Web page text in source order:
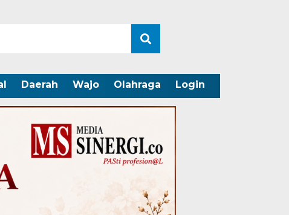
Daerah Wajo Olahraga Login